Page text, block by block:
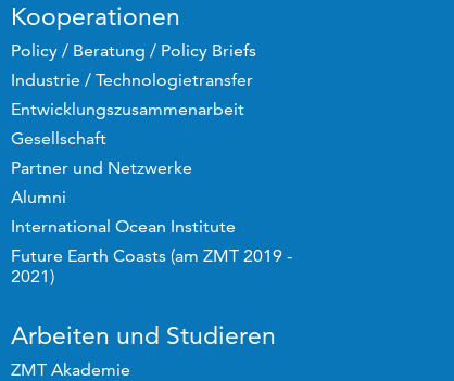
Kooperationen
Policy / Beratung / Policy Briefs
Industrie / Technologietransfer
Entwicklungszusammenarbeit
Gesellschaft
Partner und Netzwerke
Alumni
International Ocean Institute
Future Earth Coasts (am ZMT 2019 -
2021)
Arbeiten und Studieren
ZMT Akademie